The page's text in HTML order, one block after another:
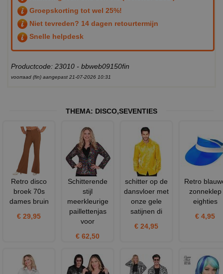
Groepskorting tot wel 25%!
Niet tevreden? 14 dagen retourtermijn
Snelle helpdesk
Productcode: 23010 - bbweb09150fin
voorraad (fin) aangepast 21-07-2026 10:31
THEMA: DISCO,SEVENTIES
Retro disco
broek 70s
dames bruin
€ 29,95
Schitterende
stijl
meerkleurige
paillettenjas
voor
€ 62,50
schitter op de
dansvloer met
onze gele
satijnen di
€ 24,95
Retro
zonneklep
eighties
€ 4,95